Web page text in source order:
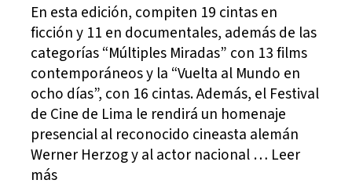
En esta edición, compiten 19 cintas en
ficción y 11 en documentales, además de las
categorías “Múltiples Miradas” con 13 films
contemporáneos y la “Vuelta al Mundo en
ocho días”, con 16 cintas. Además, el Festival
de Cine de Lima le rendirá un homenaje
presencial al reconocido cineasta alemán
Werner Herzog y al actor nacional … Leer
más